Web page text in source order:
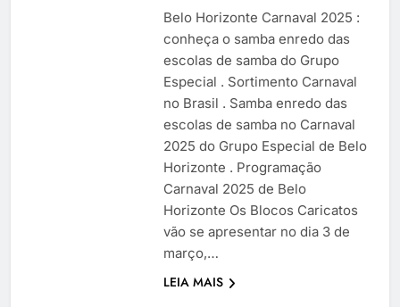
Belo Horizonte Carnaval 2025 :
conheça o samba enredo das
escolas de samba do Grupo
Especial . Sortimento Carnaval
no Brasil . Samba enredo das
escolas de samba no Carnaval
2025 do Grupo Especial de Belo
Horizonte . Programação
Carnaval 2025 de Belo
Horizonte Os Blocos Caricatos
vão se apresentar no dia 3 de
março,…
LEIA MAIS